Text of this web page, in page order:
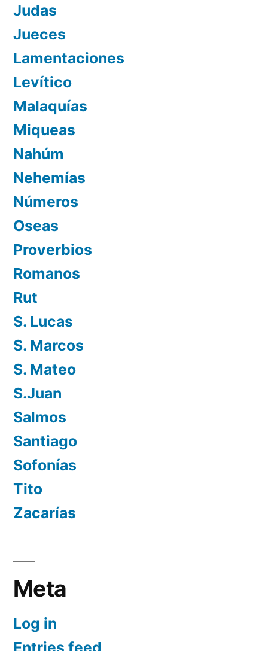
Judas
Jueces
Lamentaciones
Levítico
Malaquías
Miqueas
Nahúm
Nehemías
Números
Oseas
Proverbios
Romanos
Rut
S. Lucas
S. Marcos
S. Mateo
S.Juan
Salmos
Santiago
Sofonías
Tito
Zacarías
Meta
Log in
Entries feed